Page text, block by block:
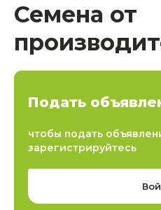
Семена от
Подать
чтобы подать
зарегистрируйтесь